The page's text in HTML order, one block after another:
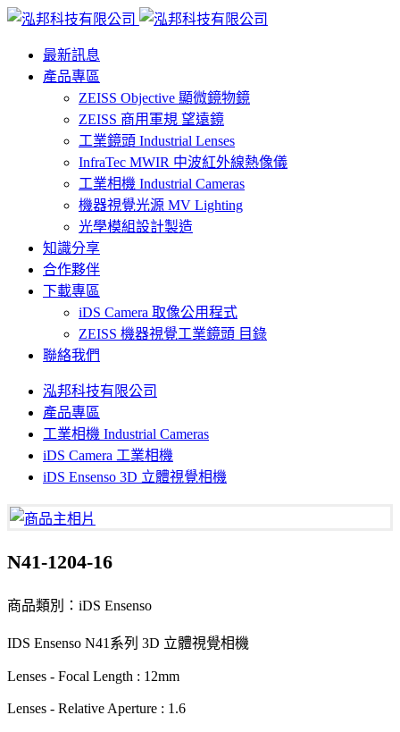
最新訊息
產品專區
ZEISS Objective 顯微鏡物鏡
ZEISS 商用軍規 望遠鏡
工業鏡頭 Industrial Lenses
InfraTec MWIR 中波紅外線熱像儀
工業相機 Industrial Cameras
機器視覺光源 MV Lighting
光學模組設計製造
知識分享
合作夥伴
下載專區
iDS Camera 取像公用程式
ZEISS 機器視覺工業鏡頭 目錄
聯絡我們
泓邦科技有限公司
產品專區
工業相機 Industrial Cameras
iDS Camera 工業相機
iDS Ensenso 3D 立體視覺相機
N41-1204-16
商品類別：iDS Ensenso
IDS Ensenso N41系列 3D 立體視覺相機
Lenses - Focal Length : 12mm
Lenses - Relative Aperture : 1.6